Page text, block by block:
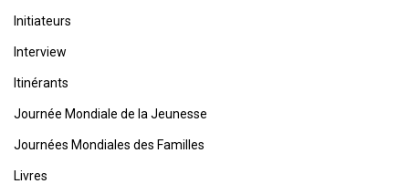
Initiateurs
Interview
Itinérants
Journée Mondiale de la Jeunesse
Journées Mondiales des Familles
Livres